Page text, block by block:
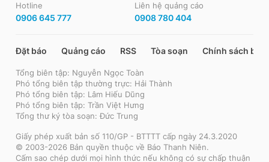
Hotline
0906 645 777
Liên hệ quảng cáo
0908 780 404
Đặt báo Quảng cáo RSS Tòa soạn Chính sách bảo
Tổng biên tập: Nguyễn Ngọc Toàn
Phó tổng biên tập thường trực: Hải Thành
Phó tổng biên tập: Lâm Hiếu Dũng
Phó tổng biên tập: Trần Việt Hưng
Tổng thư ký tòa soạn: Đức Trung
Giấy phép xuất bản số 110/GP - BTTTT cấp ngày 24.3.2020
© 2003-2026 Bản quyền thuộc về Báo Thanh Niên.
Cấm sao chép dưới mọi hình thức nếu không có sự chấp thuận